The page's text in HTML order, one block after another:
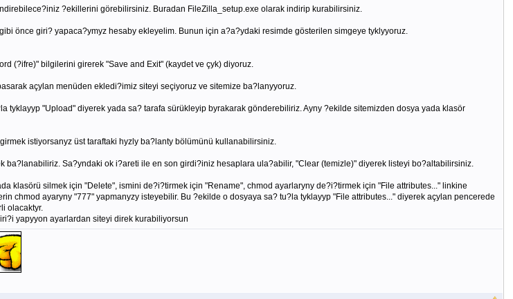
?ekillerini görebilirsiniz. Buradan FileZilla_setup.exe olarak indirip kurabilirsiniz.
önce giri? yapaca?ymyz hesaby ekleyelim. Bunun için a?a?ydaki resimde gösterilen simgeye tyklyyoruz.
(?ifre)" bilgilerini girerek "Save and Exit" (kaydet ve çyk) diyoruz.
açylan menüden ekledi?imiz siteyi seçiyoruz ve sitemize ba?lanyyoruz.
tyklayyp "Upload" diyerek yada sa? tarafa sürükleyip byrakarak gönderebiliriz. Ayny ?ekilde sitemizden dosya yada klasör
istiyorsanyz üst taraftaki hyzly ba?lanty bölümünü kullanabilirsiniz.
Sa?yndaki ok i?areti ile en son girdi?iniz hesaplara ula?abilir, "Clear (temizle)" diyerek listeyi bo?altabilirsiniz.
klasörü silmek için "Delete", ismini de?i?tirmek için "Rename", chmod ayarlaryny de?i?tirmek için "File attributes..." linkine
chmod ayaryny "777" yapmanyzy isteyebilir. Bu ?ekilde o dosyaya sa? tu?la tyklayyp "File attributes..." diyerek açylan pencerede
olacaktyr.
yapyyon ayarlardan siteyi direk kurabiliyorsun